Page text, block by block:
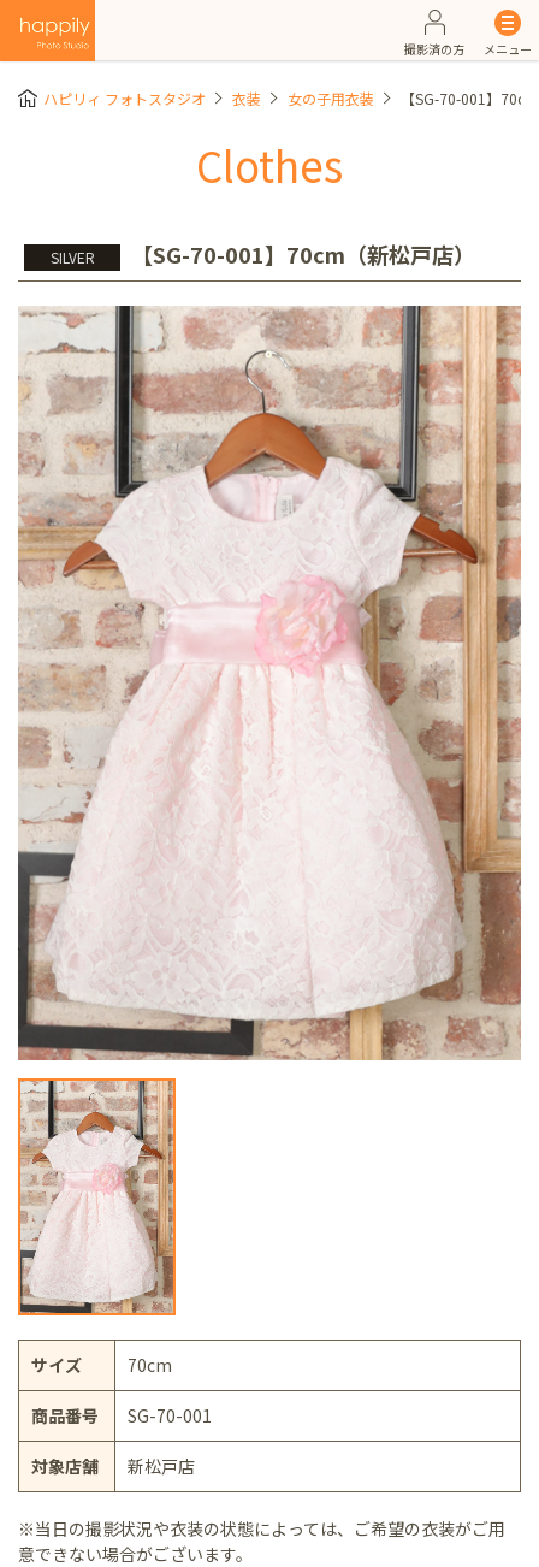
撮影済の方 メニュー
ハピリィ フォトスタジオ 衣装 女の子用衣装 【SG-70-001】
Clothes
SILVER 【SG-70-001】70cm（新松戸店）
サイズ 70cm
商品番号 SG-70-001
対象店舗 新松戸店
※当日の撮影状況や衣装の状態によっては、ご希望の衣装がご用
意できない場合がございます。